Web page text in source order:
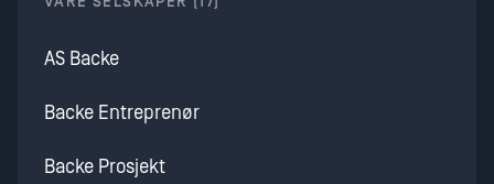
AS Backe
Backe Entreprenør
Backe Prosjekt